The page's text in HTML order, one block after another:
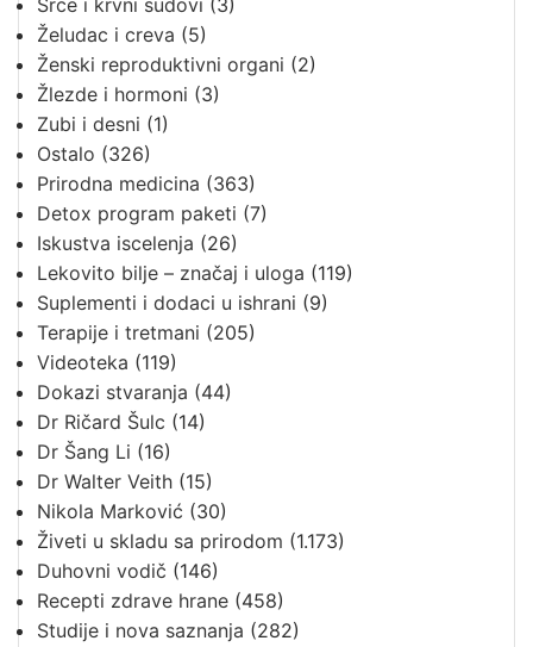
Srce i krvni sudovi (3)
Želudac i creva (5)
Ženski reproduktivni organi (2)
Žlezde i hormoni (3)
Zubi i desni (1)
Ostalo (326)
Prirodna medicina (363)
Detox program paketi (7)
Iskustva iscelenja (26)
Lekovito bilje – značaj i uloga (119)
Suplementi i dodaci u ishrani (9)
Terapije i tretmani (205)
Videoteka (119)
Dokazi stvaranja (44)
Dr Ričard Šulc (14)
Dr Šang Li (16)
Dr Walter Veith (15)
Nikola Marković (30)
Živeti u skladu sa prirodom (1.173)
Duhovni vodič (146)
Recepti zdrave hrane (458)
Studije i nova saznanja (282)